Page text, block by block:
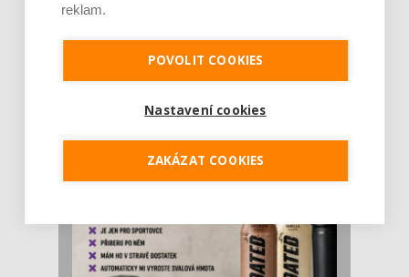
Rajčata, borůvky nebo ořechy. Potraviny,
které v létě pomáhají hormonům a ulevuj [...]
Léto je ideálním časem dopřát hormonům
malý restart. Čerstvé ovoce, zelenina nebo
luštěniny jsou práv...
reklam.
POVOLIT COOKIES
Nastavení cookies
ZAKÁZAT COOKIES